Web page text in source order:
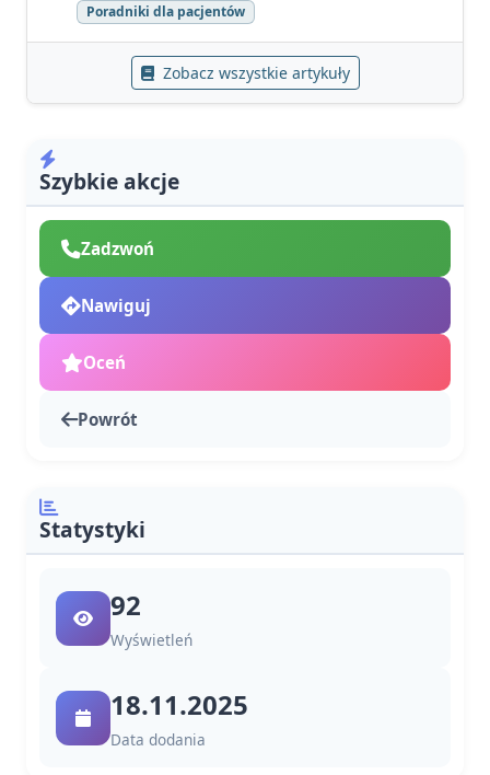
Poradniki dla pacjentów
Zobacz wszystkie artykuły
Szybkie akcje
Zadzwoń
Nawiguj
Oceń
Powrót
Statystyki
92
Wyświetleń
18.11.2025
Data dodania